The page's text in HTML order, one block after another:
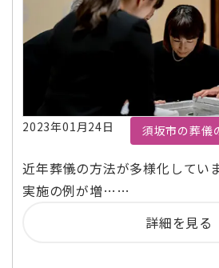
2023年01月24日 須坂市の葬儀
近年葬儀の方法が多様化してい
実施の例が増……
詳細を見る